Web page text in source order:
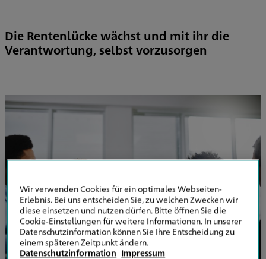
Die Rentenlücke wächst und mit ihr die
Verantwortung, selbst vorzusorgen
Wir verwenden Cookies für ein optimales Webseiten-
Erlebnis. Bei uns entscheiden Sie, zu welchen Zwecken wir
diese einsetzen und nutzen dürfen. Bitte öffnen Sie die
Cookie-Einstellungen für weitere Informationen. In unserer
Datenschutzinformation können Sie Ihre Entscheidung zu
einem späteren Zeitpunkt ändern.
Datenschutzinformation Impressum